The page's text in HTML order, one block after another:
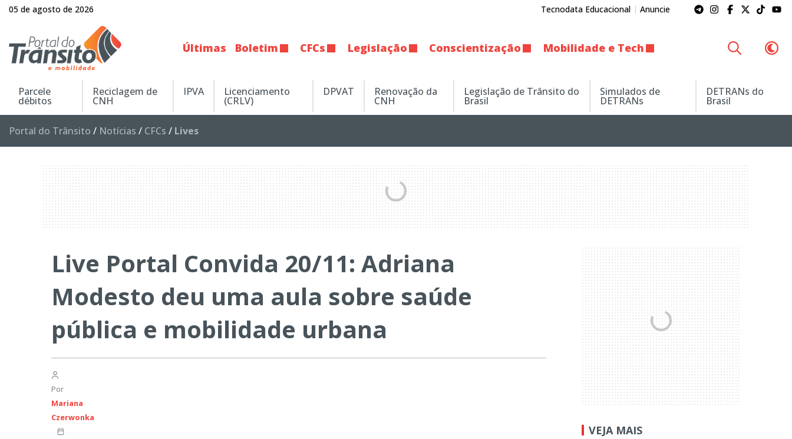
05 de agosto de 2026 Tecnodata Educacional Anuncie
Últimas Boletim CFCs Legislação Conscientização Mobilidade e Tech
Parcele
débitos
Reciclagem de
CNH
IPVA Licenciamento
(CRLV)
DPVAT Renovação da
CNH
Legislação de Trânsito do
Brasil
Simulados de
DETRANs
DETRANs do
Brasil
Portal do Trânsito / Notícias / CFCs / Lives
Live Portal Convida 20/11: Adriana
Modesto deu uma aula sobre saúde
pública e mobilidade urbana
Por
Mariana
Czerwonka
VEJA MAIS